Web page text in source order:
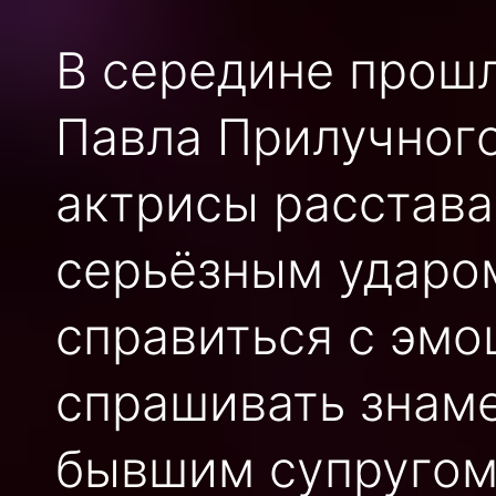
В середине
Павла
актрисы
серьёзным
справиться с
спрашивать
бывшим